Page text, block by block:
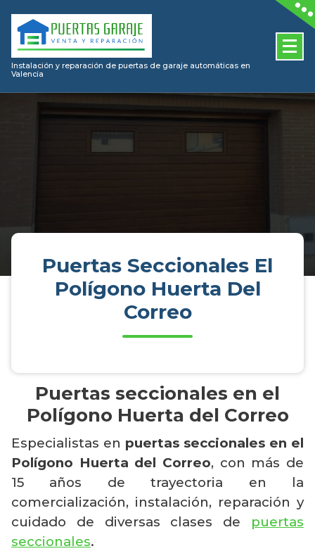
content
Instalación y reparación de puertas de garaje automáticas en
Valencia
Puertas Seccionales El
Polígono Huerta Del
Correo
Puertas seccionales en el
Polígono Huerta del Correo
Especialistas en puertas seccionales en el
Polígono Huerta del Correo, con más de
15 años de trayectoria en la
comercialización, instalación, reparación y
cuidado de diversas clases de puertas
seccionales.